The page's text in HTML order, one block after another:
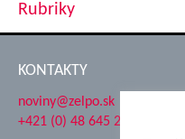
Rubriky
KONTAKTY
noviny@zelpo.sk
+421 (0) 48 645 2711